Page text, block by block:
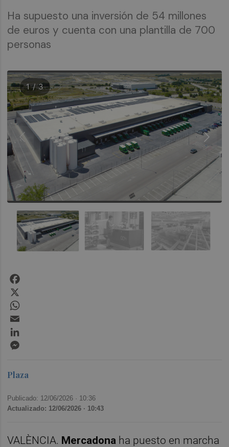
Ha supuesto una inversión de 54 millones
de euros y cuenta con una plantilla de 700
personas
1 / 3
Plaza
Publicado: 12/06/2026 · 10:36
Actualizado: 12/06/2026 · 10:43
VALÈNCIA. Mercadona ha puesto en marcha